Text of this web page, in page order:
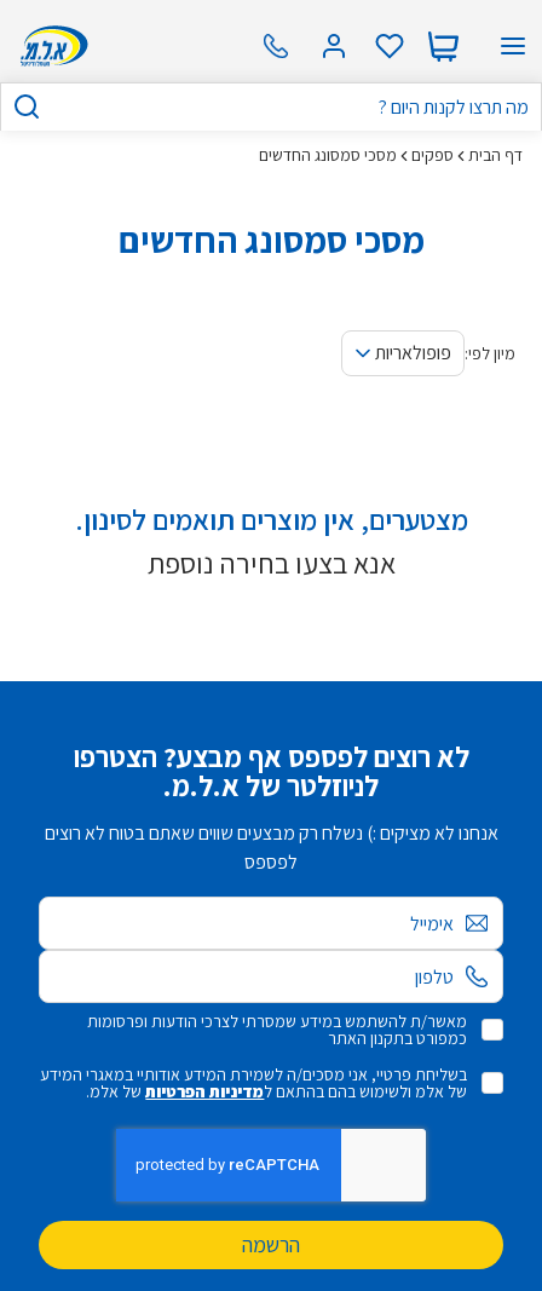
דף הבית ספקים מסכי סמסונג החדשים
מסכי סמסונג החדשים
מיון לפי: פופולאריות
מצטערים, אין מוצרים תואמים לסינון.
אנא בצעו בחירה נוספת
לא רוצים לפספס אף מבצע? הצטרפו
לניוזלטר של א.ל.מ.
אנחנו לא מציקים :) נשלח רק מבצעים שווים שאתם בטוח לא רוצים
לפספס
אימייל
מאשר/ת להשתמש במידע שמסרתי לצרכי הודעות ופרסומות
כמפורט בתקנון האתר
בשליחת פרטיי, אני מסכים/ה לשמירת המידע אודותיי במאגרי המידע
של אלמ ולשימוש בהם בהתאם למדיניות הפרטיותשל אלמ.
הרשמה